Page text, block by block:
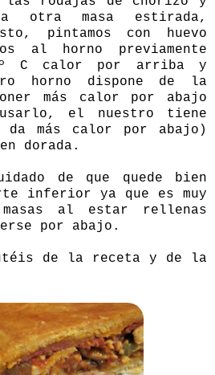
otra masa estirada,
pintamos con huevo
al horno previamente
C calor por arriba y
horno dispone de la
más calor por abajo
el nuestro tiene
da más calor por abajo)
dorada.
de que quede bien
inferior ya que es muy
al estar rellenas
por abajo.
de la receta y de la